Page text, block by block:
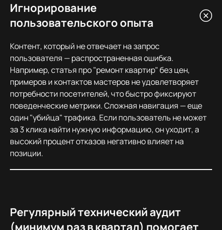
Игнорирование
пользовательского опыта
Контент, который не отвечает на запрос
пользователя — распространенная ошибка.
Например, статья про "ремонт квартир" без цен,
примеров и контактов мастеров не удовлетворяет
потребности посетителей, что быстро фиксируют
поведенческие метрики. Сложная навигация — еще
один "убийца" трафика. Если пользователь не может
за 3 клика найти нужную информацию, он уходит, а
высокий процент отказов негативно влияет на
позиции.
Регулярный технический аудит